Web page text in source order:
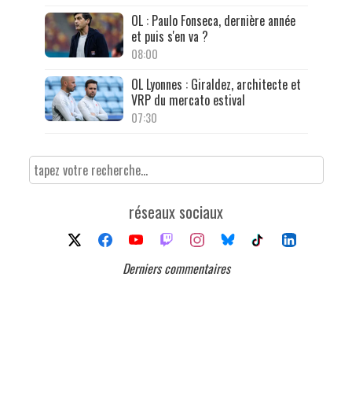
OL : Paulo Fonseca, dernière année
et puis s'en va ?
08:00
OL Lyonnes : Giraldez, architecte et
VRP du mercato estival
07:30
réseaux sociaux
Derniers commentaires